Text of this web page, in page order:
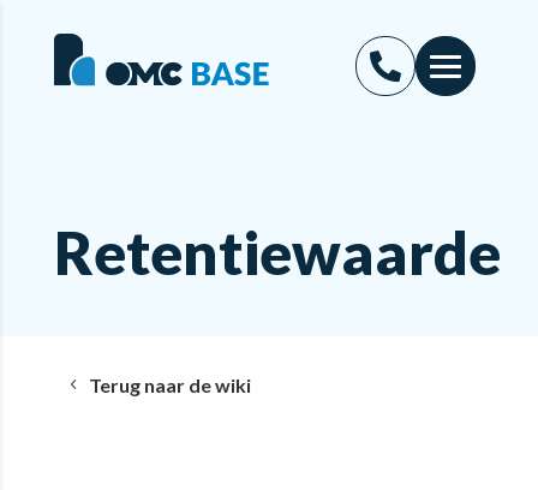
Retentiewaarde
Terug naar de wiki